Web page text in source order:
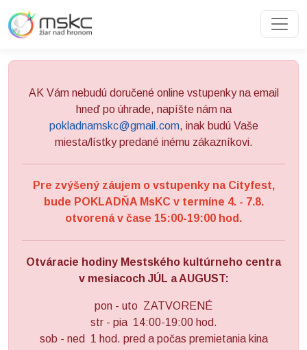
AK Vám nebudú doručené online vstupenky na email
hneď po úhrade, napíšte nám na
pokladnamskc@gmail.com, inak budú Vaše
miesta/lístky predané inému zákazníkovi.
Pre zvýšený záujem o vstupenky na Cityfest,
bude POKLADŇA MsKC v termíne 4. - 7.8.
otvorená v čase 15:00-19:00 hod.
Otváracie hodiny Mestského kultúrneho centra
v mesiacoch JÚL a AUGUST:
pon - uto ZATVORENÉ
str - pia 14:00-19:00 hod.
sob - ned 1 hod. pred a počas premietania kina